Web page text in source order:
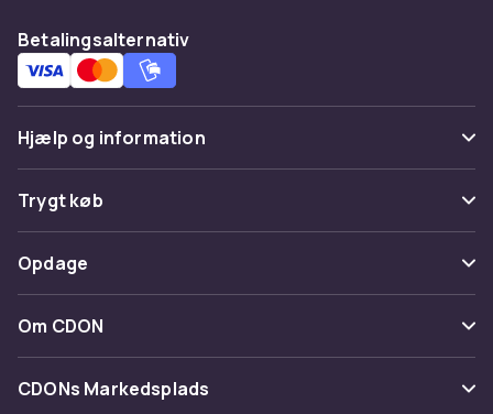
Betalingsalternativ
Hjælp og information
Ofte stillede spørgsmål
Spor pakke
Fortryd & returner her
Kontakt os
Trygt køb
Betaling
Levering
Tilbagekaldelser
Opdage
Kategorier
Maerke
Om CDON
Om os
CDONs Markedsplads